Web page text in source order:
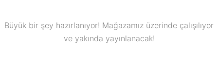
Büyük bir şey hazırlanıyor! Mağazamız üzerinde çalışılıyor
ve yakında yayınlanacak!